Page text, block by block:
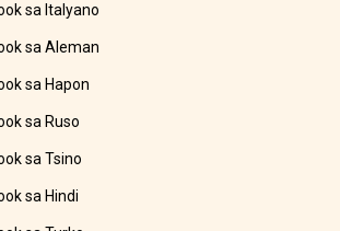
sa Italyano
sa Aleman
sa Hapon
sa Ruso
sa Tsino
sa Hindi